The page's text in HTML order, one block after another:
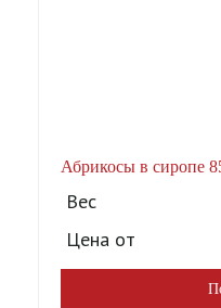
Абрикосы в сиропе
Вес
Цена от